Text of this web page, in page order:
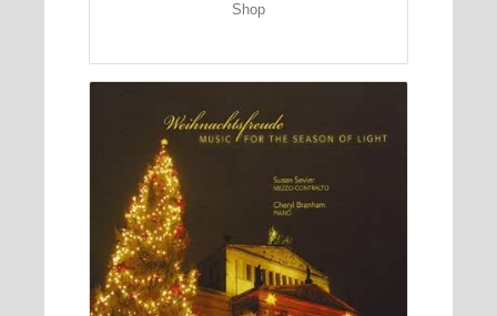
Shop